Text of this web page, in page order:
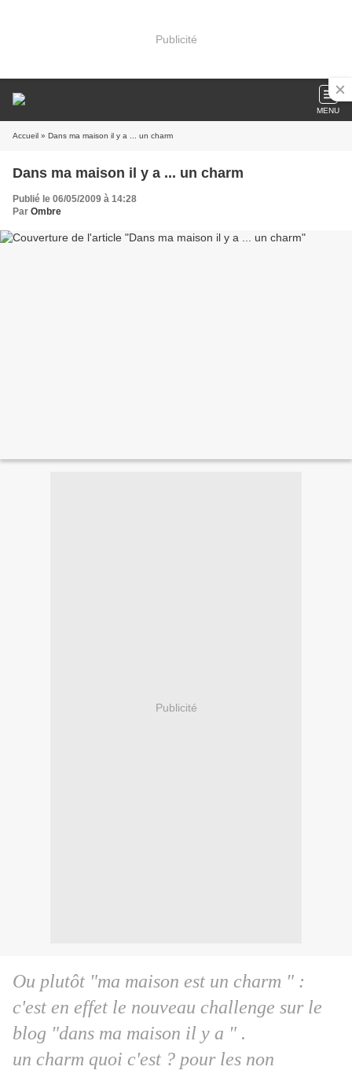
Publicité
MENU
Accueil » Dans ma maison il y a ... un charm
Dans ma maison il y a ... un charm
Publié le 06/05/2009 à 14:28
Par Ombre
Publicité
Ou plutôt "ma maison est un charm " :
c'est en effet le nouveau challenge sur le
blog "dans ma maison il y a " .
un charm quoi c'est ? pour les non